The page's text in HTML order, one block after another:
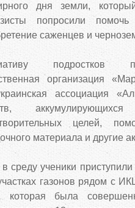
дня земли,
попросили
саженцев и
подростков
организация
ассоциация
целей,
материала и другие
среду ученики
газонов рядом с
которая была